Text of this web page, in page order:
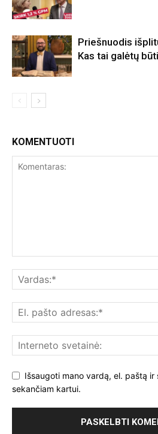
Priešnuodis
Kas tai galėtų
KOMENTUOTI
Išsaugoti mano vardą, el. paštą ir
sekančiam kartui.